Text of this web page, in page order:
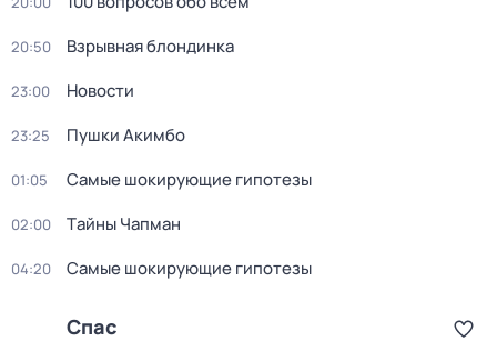
20:50 Взрывная блондинка
23:00 Новости
23:25 Пушки Акимбо
01:05 Самые шoкиpующие гипотезы
02:00 Тaйны Чапман
04:20 Самые шoкиpующие гипотезы
Спас